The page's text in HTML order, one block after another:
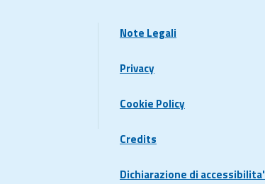
Note Legali
Privacy
Cookie Policy
Credits
Dichiarazione di accessibilita'